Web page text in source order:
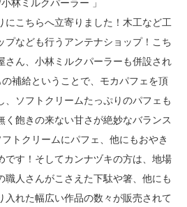
にこちらへ立寄りました！木工など工
プなども行うアンテナショップ！こち
さん、小林ミルクパーラーも併設され
補給ということで、モカパフェを頂
、ソフトクリームたっぷりのパフェも
飽きの来ない甘さが絶妙なバランス
トクリームにパフェ、他にもおやき
です！そしてカンナヅキの方は、地場
職人さんがこさえた下駄や箸、他にも
入れた幅広い作品の数々が販売されて